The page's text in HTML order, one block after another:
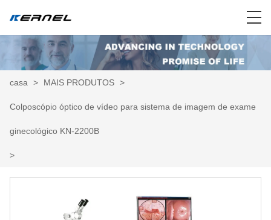
casa > MAIS PRODUTOS >
Colposcópio óptico de vídeo para sistema de imagem de exame
ginecológico KN-2200B
>